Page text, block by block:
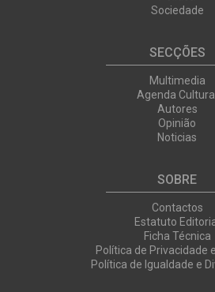
Sociedade
SECÇÕES
Multimedia
Agenda Cultural
Autores
Opinião
Noticias
SOBRE
Contactos
Estatuto
Ficha Técnica
Política de Privacidade
Política de Igualdade e